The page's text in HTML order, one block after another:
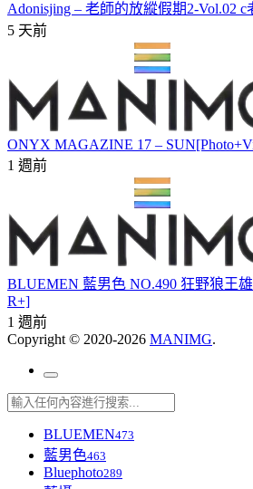
Adonisjing – 老師的放縱假期2-Vol.02 c
5 天前
ONYX MAGAZINE 17 –
1 週前
BLUEMEN 藍男色 NO.490 狂野狼王
R+]
1 週前
Copyright © 2020-2026 MANIMG.
BLUEMEN473
藍男色463
Bluephoto289